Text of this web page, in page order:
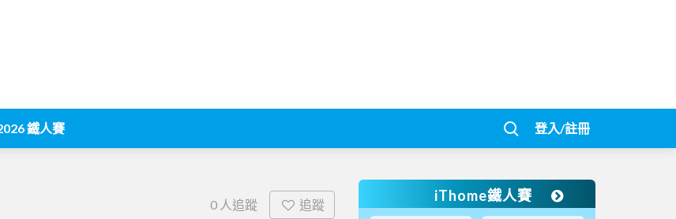
鐵人賽 登入/註冊
0 人追蹤 追蹤
iThome鐵人賽